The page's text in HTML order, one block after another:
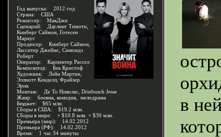
Год выпуска: 2012 год
Страна: США
Режиссер: МакДжи
Сценарий: Даулинг Тимоти,
Кинберг Саймон, Готесен
Маркус
Продюсер: Кинберг Саймон,
Ласситер Джеймс, Симондз
Роберт
Оператор: Карпентер Рассел
Композитор: Бек Кристоф
Художник: Лэйн Мартин,
Эллиотт Кенделл, Фрайзер
Эрик
Монтаж: Де То Николас, Driebusch Jesse
Жанр: боевик, комедия, мелодрама
Бюджет: $65 млн.
Сборы в США: $19.2 млн.
Сборы в мире: + $10.8 млн. = $30 млн.
Премьера (мир): 14.02.2012
Премьера (РФ): 14.02.2012
Время: 1 час 34 минуты
в